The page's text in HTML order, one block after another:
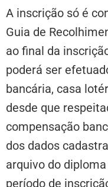
A inscrição só é
Guia de
ao final da
poderá ser
bancária, casa
desde que
compensação
dos dados
arquivo do
período de